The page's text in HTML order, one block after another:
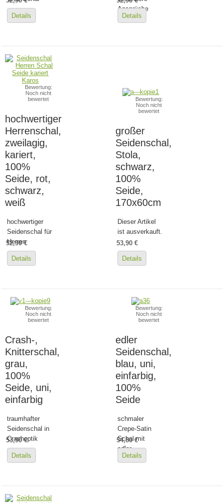
Details
Ansprüche
Details
Bewertung:
Noch nicht
bewertet
hochwertiger
Herrenschal,
zweilagig,
kariert,
100%
Seide, rot,
schwarz,
weiß
hochwertiger
Seidenschal für
Herren
52,90 €
Details
Bewertung:
Noch nicht
bewertet
großer
Seidenschal,
Stola,
schwarz,
100%
Seide,
170x60cm
Dieser Artikel
ist ausverkauft.
53,90 €
Details
Bewertung:
Noch nicht
bewertet
Crash-,
Knitterschal,
grau,
100%
Seide, uni,
einfarbig
traumhafter
Seidenschal in
Crashoptik
53,90 €
Details
Bewertung:
Noch nicht
bewertet
edler
Seidenschal,
blau, uni,
einfarbig,
100%
Seide
schmaler
Crepe-Satin
Schal mit
edler...
54,80 €
Details